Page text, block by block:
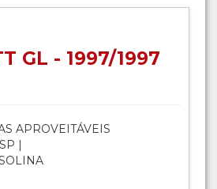
GL - 1997/1997
APROVEITÁVEIS
|